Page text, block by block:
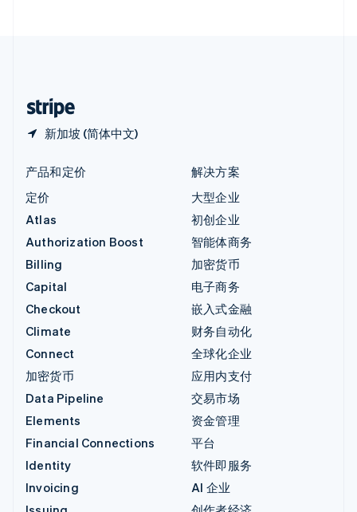
新加坡 (简体中文)
产品和定价
定价
Atlas
Authorization Boost
Billing
Capital
Checkout
Climate
Connect
加密货币
Data Pipeline
Elements
Financial Connections
Identity
Invoicing
解决方案
大型企业
初创企业
智能体商务
加密货币
电子商务
嵌入式金融
财务自动化
全球化企业
应用内支付
交易市场
资金管理
平台
软件即服务
AI 企业